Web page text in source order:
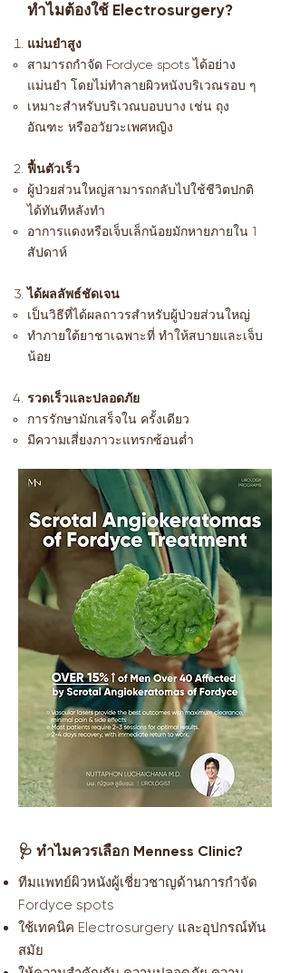
ทำไมต้องใช้ Electrosurgery?
แม่นยำสูง
สามารถกำจัด Fordyce spots ได้อย่าง
แม่นยำ โดยไม่ทำลายผิวหนังบริเวณรอบ ๆ
เหมาะสำหรับบริเวณบอบบาง เช่น ถุง
อัณฑะ หรืออวัยวะเพศหญิง
ฟื้นตัวเร็ว
ผู้ป่วยส่วนใหญ่สามารถกลับไปใช้ชีวิตปกติ
ได้ทันทีหลังทำ
อาการแดงหรือเจ็บเล็กน้อยมักหายภายใน 1
สัปดาห์
ได้ผลลัพธ์ชัดเจน
เป็นวิธีที่ได้ผลถาวรสำหรับผู้ป่วยส่วนใหญ่
ทำภายใต้ยาชาเฉพาะที่ ทำให้สบายและเจ็บ
น้อย
รวดเร็วและปลอดภัย
การรักษามักเสร็จใน ครั้งเดียว
มีความเสี่ยงภาวะแทรกซ้อนต่ำ
🩺 ทำไมควรเลือก Menness Clinic?
ทีมแพทย์ผิวหนังผู้เชี่ยวชาญด้านการกำจัด
Fordyce spots
ใช้เทคนิค Electrosurgery และอุปกรณ์ทัน
สมัย